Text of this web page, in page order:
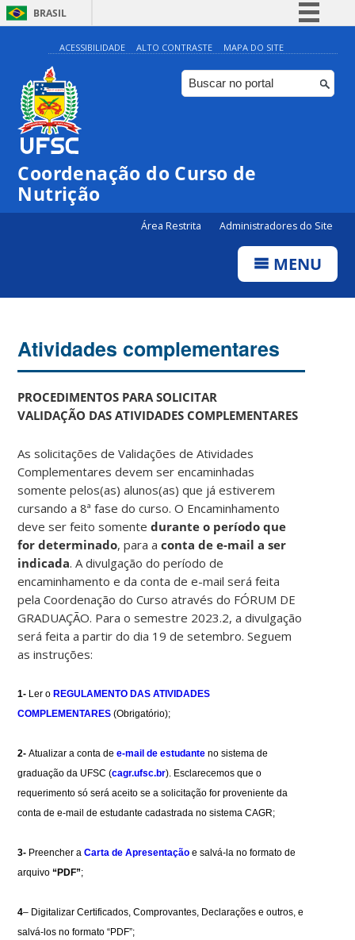
BRASIL
Simplifique!
Comunica BR
Participe
Canais
ACESSIBILIDADE ALTO CONTRASTE MAPA DO SITE
Coordenação do Curso de
Nutrição
Área Restrita Administradores do Site
MENU
Atividades complementares
PROCEDIMENTOS PARA SOLICITAR
VALIDAÇÃO DAS ATIVIDADES COMPLEMENTARES
As solicitações de Validações de Atividades
Complementares devem ser encaminhadas
somente pelos(as) alunos(as) que já estiverem
cursando a 8ª fase do curso. O Encaminhamento
deve ser feito somentedurante o período que
for determinado, para aconta de e-mail a ser
indicada. A divulgação do período de
encaminhamento e da conta de e-mail será feita
pela Coordenação do Curso através do FÓRUM DE
GRADUAÇÃO. Para o semestre 2023.2, a divulgação
será feita a partir do dia 19 de setembro. Seguem
as instruções:
1- Ler oREGULAMENTO DAS ATIVIDADES
COMPLEMENTARES (Obrigatório);
2- Atualizar a conta dee-mail de estudante no sistema de
graduação da UFSC (cagr.ufsc.br). Esclarecemos que o
requerimento só será aceito se a solicitação for proveniente da
conta de e-mail de estudante cadastrada no sistema CAGR;
3- Preencher aCarta de Apresentação e salvá-la no formato de
arquivo“PDF”;
4– Digitalizar Certificados, Comprovantes, Declarações e outros, e
salvá-los no formato “PDF”;